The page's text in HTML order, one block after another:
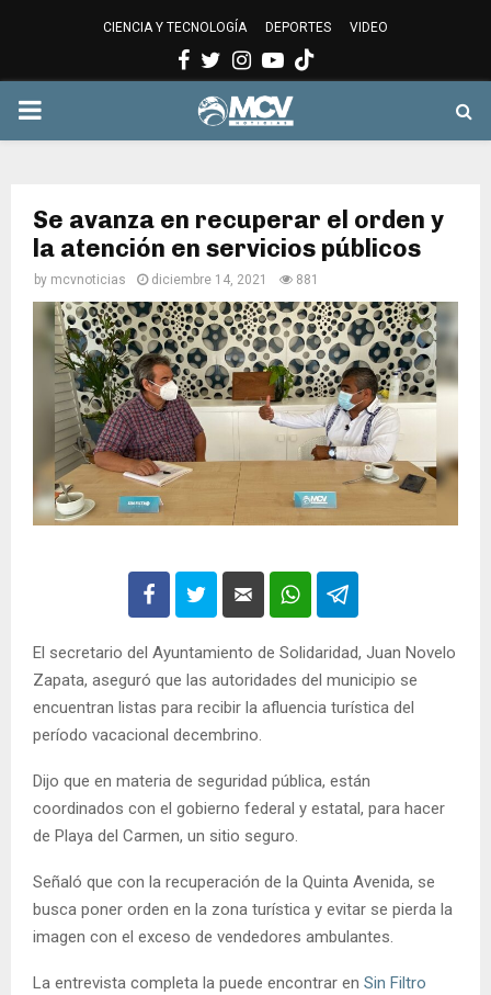
CIENCIA Y TECNOLOGÍA DEPORTES VIDEO
Facebook
Twitter
Instagram
Youtube
PRIMARY
Se avanza en recuperar el orden y
la atención en servicios públicos
by mcvnoticias diciembre 14, 2021 881
El secretario del Ayuntamiento de Solidaridad, Juan Novelo
Zapata, aseguró que las autoridades del municipio se
encuentran listas para recibir la afluencia turística del
período vacacional decembrino.
Dijo que en materia de seguridad pública, están
coordinados con el gobierno federal y estatal, para hacer
de Playa del Carmen, un sitio seguro.
Señaló que con la recuperación de la Quinta Avenida, se
busca poner orden en la zona turística y evitar se pierda la
imagen con el exceso de vendedores ambulantes.
La entrevista completa la puede encontrar en Sin Filtro